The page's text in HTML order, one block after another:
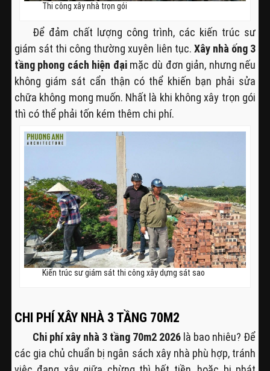
Thi công xây nhà trọn gói
Để đảm chất lượng công trình, các kiến trúc sư
giám sát thi công thường xuyên liên tục. Xây nhà ống 3
tầng phong cách hiện đạimặc dù đơn giản, nhưng nếu
không giám sát cẩn thận có thể khiến bạn phải sửa
chữa không mong muốn. Nhất là khi không xây trọn gói
thì có thể phải tốn kém thêm chi phí.
Kiến trúc sư giám sát thi công xây dựng sát sao
CHI PHÍ XÂY NHÀ 3 TẦNG 70M2
Chi phí xây nhà 3 tầng 70m2 2026 là bao nhiêu? Để
các gia chủ chuẩn bị ngân sách xây nhà phù hợp, tránh